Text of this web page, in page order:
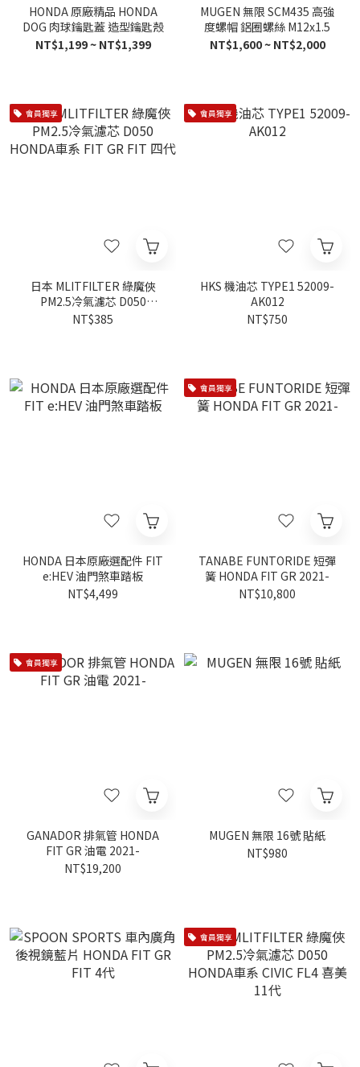
HONDA 原廠精品 HONDA
DOG 肉球鑰匙蓋 造型鑰匙殼
NT$1,199 ~ NT$1,399
MUGEN 無限 SCM435 高強
度螺帽 鋁圈螺絲 M12x1.5
NT$1,600 ~ NT$2,000
會員獨享
日本 MLITFILTER 綠魔俠
PM2.5冷氣濾芯 D050
HONDA車系 FIT GR FIT 四
NT$385
會員獨享
HKS 機油芯 TYPE1 52009-
AK012
NT$750
HONDA 日本原廠選配件 FIT
e:HEV 油門煞車踏板
NT$4,499
會員獨享
TANABE FUNTORIDE 短彈
簧 HONDA FIT GR 2021-
NT$10,800
會員獨享
GANADOR 排氣管 HONDA
FIT GR 油電 2021-
NT$19,200
MUGEN 無限 16號 貼紙
NT$980
會員獨享